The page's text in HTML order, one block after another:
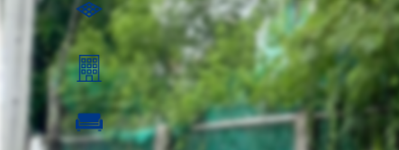
ตร.ม.
อยู่ชั้นที่:
ห้องรับแขก ห้องรับแขก: